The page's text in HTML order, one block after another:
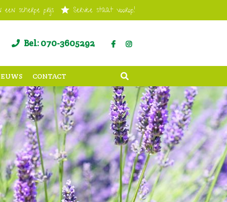
scherpe prijs Service staat voorop!
Bel: 070-3605292
CONTACT